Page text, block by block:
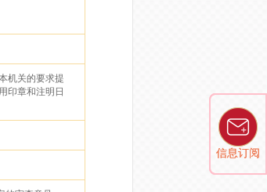
信息订阅
信息订阅
机关的要求提
印章和注明日